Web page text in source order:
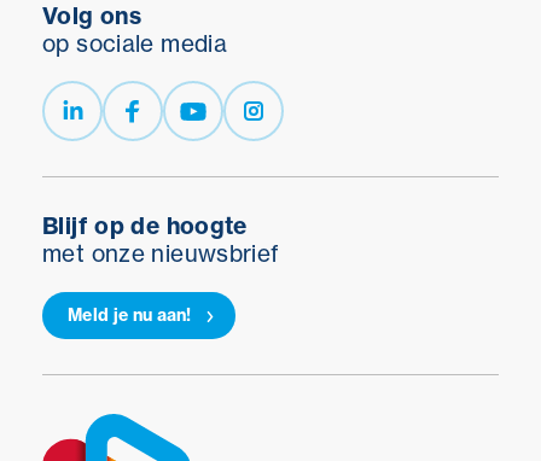
Blijf op de hoogte
met onze nieuwsbrief
Meld je nu aan!
Volg ons
op sociale media